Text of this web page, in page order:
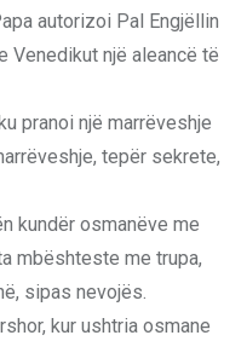
autorizoi Pal Engjëllin
Venedikut një aleancë të
pranoi një marrëveshje
tepër sekrete,
kundër osmanëve me
mbështeste me trupa,
sipas nevojës.
kur ushtria osmane